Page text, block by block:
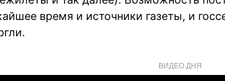
время и источники газеты, и
ВИДЕО ДНЯ